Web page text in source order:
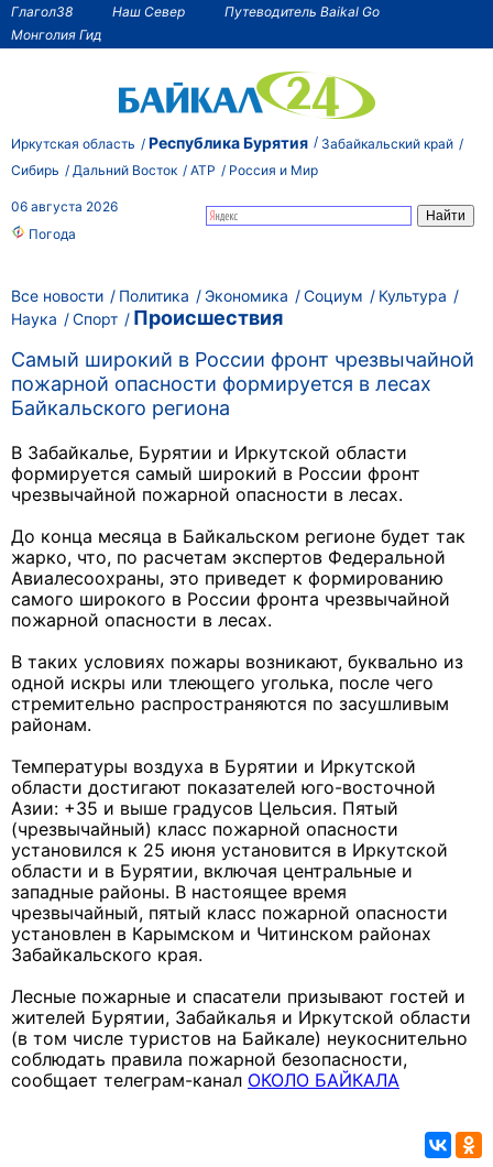
Глагол38 Наш Север
Путеводитель Baikal Go
Монголия Гид
Иркутская область Республика Бурятия
Забайкальский край
Сибирь
Дальний Восток АТР Россия и Мир
06 августа 2026
Погода
Все новости Политика Экономика Социум
Культура
Наука
Спорт
Происшествия
Самый широкий в России фронт чрезвычайной
пожарной опасности формируется в лесах
Байкальского региона
В Забайкалье, Бурятии и Иркутской области
формируется самый широкий в России фронт
чрезвычайной пожарной опасности в лесах.
До конца месяца в Байкальском регионе будет так
жарко, что, по расчетам экспертов Федеральной
Авиалесоохраны, это приведет к формированию
самого широкого в России фронта чрезвычайной
пожарной опасности в лесах.
В таких условиях пожары возникают, буквально из
одной искры или тлеющего уголька, после чего
стремительно распространяются по засушливым
районам.
Температуры воздуха в Бурятии и Иркутской
области достигают показателей юго-восточной
Азии: +35 и выше градусов Цельсия. Пятый
(чрезвычайный) класс пожарной опасности
установился к 25 июня установится в Иркутской
области и в Бурятии, включая центральные и
западные районы. В настоящее время
чрезвычайный, пятый класс пожарной опасности
установлен в Карымском и Читинском районах
Забайкальского края.
Лесные пожарные и спасатели призывают гостей и
жителей Бурятии, Забайкалья и Иркутской области
(в том числе туристов на Байкале) неукоснительно
соблюдать правила пожарной безопасности,
сообщает телеграм-канал ОКОЛО БАЙКАЛА